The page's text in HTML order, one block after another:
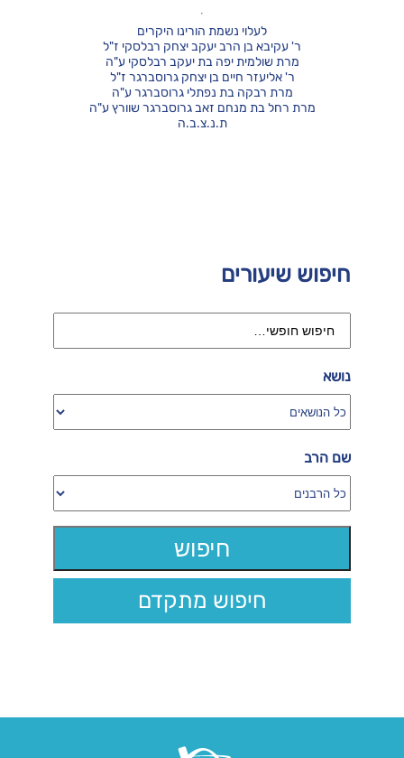
חיפוש שיעורים
נושא
שם הרב
חיפוש מתקדם
לעלוי נשמת הורינו היקרים
ר' עקיבא בן הרב יעקב יצחק רבלסקי ז"ל
מרת שולמית יפה בת יעקב רבלסקי ע"ה
ר' אליעזר חיים בן יצחק גרוסברגר ז"ל
מרת רבקה בת נפתלי גרוסברגר ע"ה
מרת רחל בת מנחם זאב גרוסברגר שוורץ ע"ה
ת.נ.צ.ב.ה